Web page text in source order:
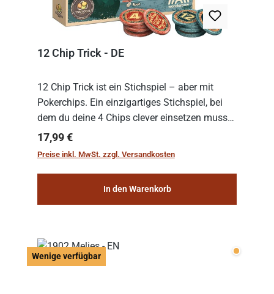
12 Chip Trick - DE
12 Chip Trick ist ein Stichspiel – aber mit
Pokerchips. Ein einzigartiges Stichspiel, bei
dem du deine 4 Chips clever einsetzen musst.
Wer die Chips mit dem höchsten Gesamtwert
hat, gewinnt die Runde. Aber Vorsicht: D...
Regulärer Preis:
17,99 €
Preise inkl. MwSt. zzgl. Versandkosten
In den Warenkorb
Wenige verfügbar Wenige